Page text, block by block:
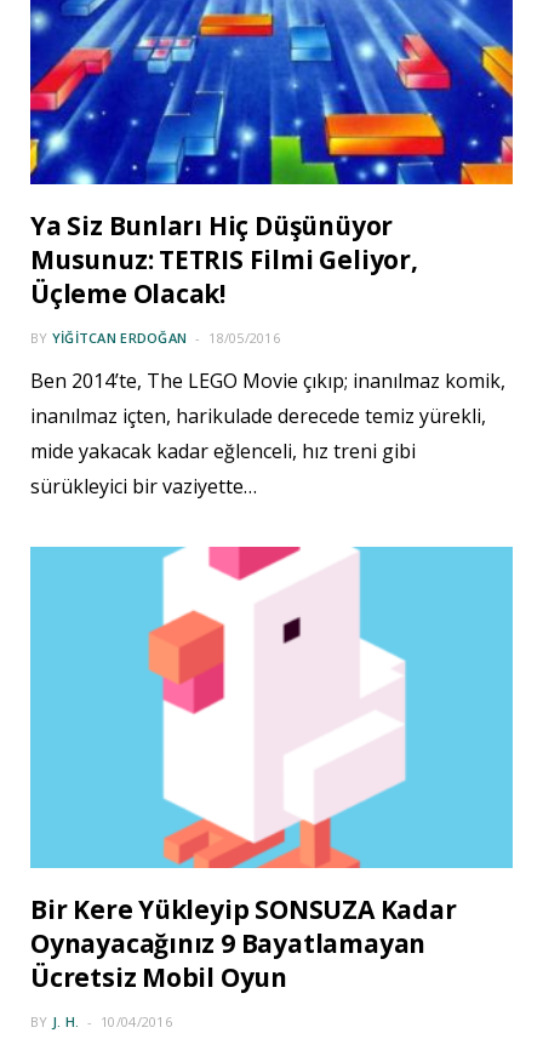
Ya Siz Bunları Hiç Düşünüyor
Musunuz: TETRIS Filmi Geliyor,
Üçleme Olacak!
BY YIĞITCAN ERDOĞAN 18/05/2016
Ben 2014’te, The LEGO Movie çıkıp; inanılmaz komik,
inanılmaz içten, harikulade derecede temiz yürekli,
mide yakacak kadar eğlenceli, hız treni gibi
sürükleyici bir vaziyette…
Bir Kere Yükleyip SONSUZA Kadar
Oynayacağınız 9 Bayatlamayan
Ücretsiz Mobil Oyun
BY J. H. 10/04/2016